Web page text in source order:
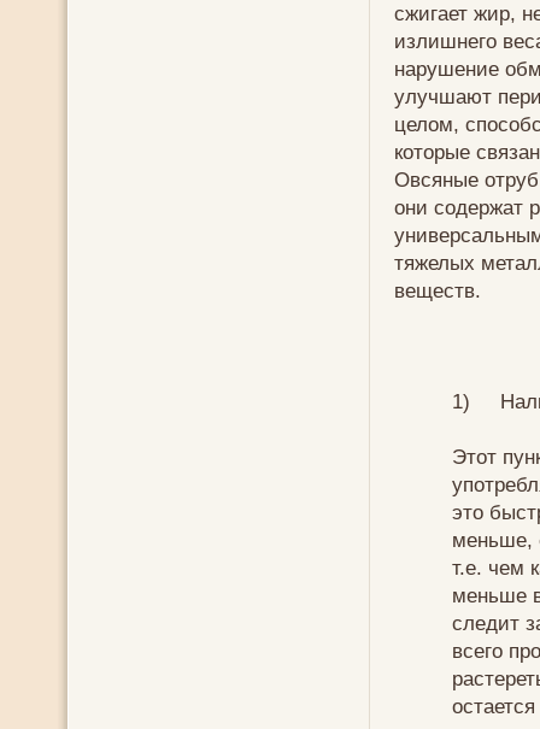
сжигает жир,
излишнего
нарушение
улучшают
целом,
которые
Овсяные
они содержат
тяжелых
веществ.
1)
Этот
это
меньше,
т.е. чем
меньше
следит
всего